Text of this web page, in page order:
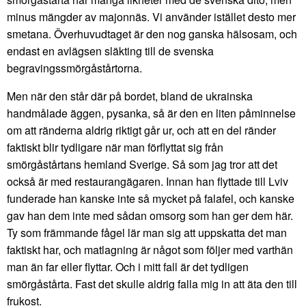
minus mängder av majonnäs. Vi använder istället desto mer
smetana. Överhuvudtaget är den nog ganska hälsosam, och
endast en avlägsen släkting till de svenska
begravingssmörgåstårtorna.
Men när den står där på bordet, bland de ukrainska
handmålade äggen, pysanka, så är den en liten påminnelse
om att ränderna aldrig riktigt går ur, och att en del ränder
faktiskt blir tydligare när man förflyttat sig från
smörgåstårtans hemland Sverige. Så som jag tror att det
också är med restaurangägaren. Innan han flyttade till Lviv
funderade han kanske inte så mycket på falafel, och kanske
gav han dem inte med sådan omsorg som han ger dem här.
Ty som främmande fågel lär man sig att uppskatta det man
faktiskt har, och matlagning är något som följer med varthän
man än far eller flyttar. Och i mitt fall är det tydligen
smörgåstårta. Fast det skulle aldrig falla mig in att äta den till
frukost.